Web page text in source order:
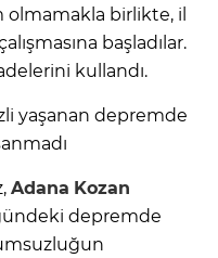
birlikte, il
başladılar.
kullandı.
yaşanan depremde
Adana Kozan
depremde